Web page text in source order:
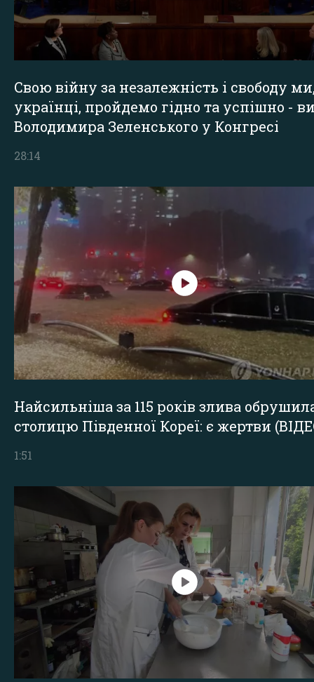
Свою війну за незалежність і свободу
українці, пройдемо гідно та успішно -
Володимира Зеленського у Конгресі
28:14
Найсильніша за 115 років злива
столицю Південної Кореї: є жертви
1:51